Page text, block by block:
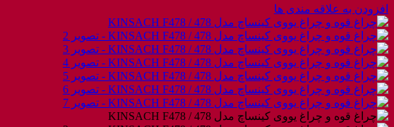
افزودن به علاقه مندی ها